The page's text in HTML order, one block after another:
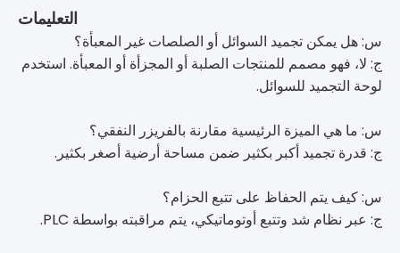
التعليمات
س: هل يمكن تجميد السوائل أو الصلصات غير المعبأة؟
ج: لا، فهو مصمم للمنتجات الصلبة أو المجزأة أو المعبأة. استخدم
لوحة التجميد للسوائل.
س: ما هي الميزة الرئيسية مقارنة بالفريزر النفقي؟
ج: قدرة تجميد أكبر بكثير ضمن مساحة أرضية أصغر بكثير.
س: كيف يتم الحفاظ على تتبع الحزام؟
ج: عبر نظام شد وتتبع أوتوماتيكي، يتم مراقبته بواسطة PLC.